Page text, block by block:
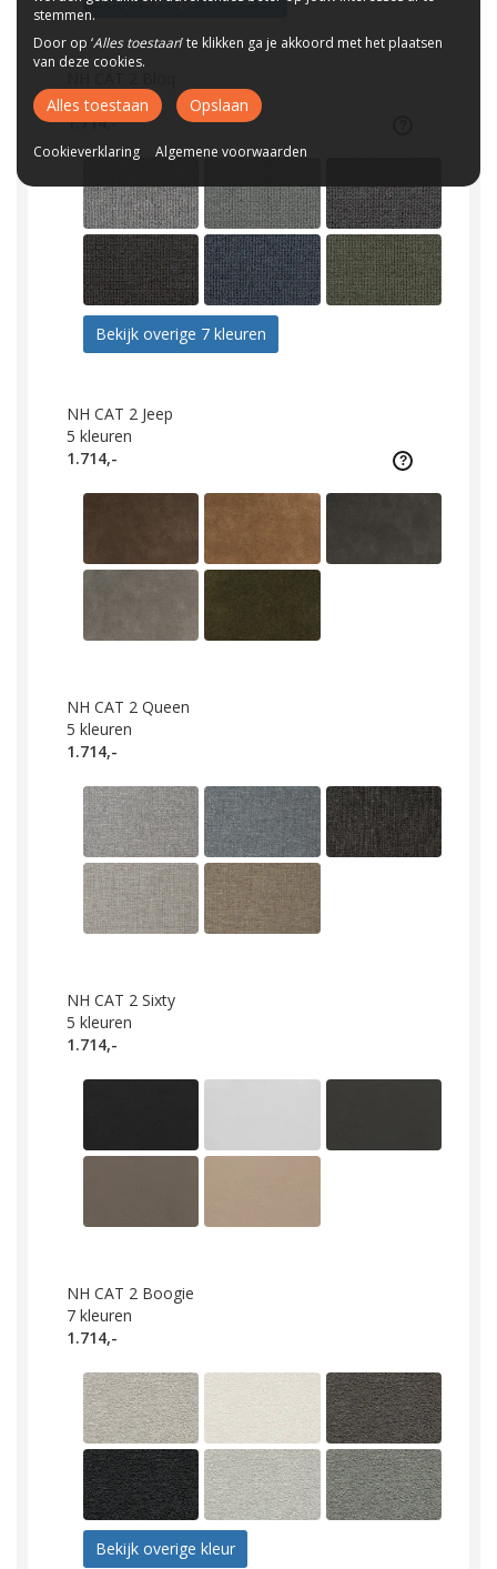
13 kleuren
1.714,-
Bekijk overige 7 kleuren
NH CAT 2 Jeep
5 kleuren
1.714,-
NH CAT 2 Queen
5 kleuren
1.714,-
NH CAT 2 Sixty
5 kleuren
1.714,-
NH CAT 2 Boogie
7 kleuren
1.714,-
Bekijk overige kleur
stemmen.
Door op ‘Alles toestaan’ te klikken ga je akkoord met het plaatsen
van deze cookies.
Alles toestaan Opslaan
Cookieverklaring Algemene voorwaarden